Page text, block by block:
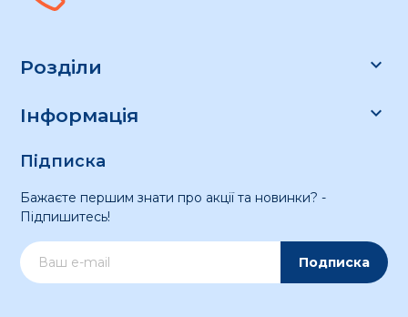
Розділи 
Інформація 
Підписка
Бажаєте першим знати про акції та новинки? -
Підпишитесь!
Подписка